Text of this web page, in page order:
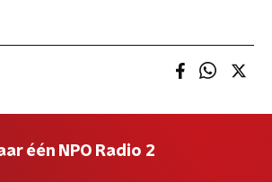
één NPO Radio 2